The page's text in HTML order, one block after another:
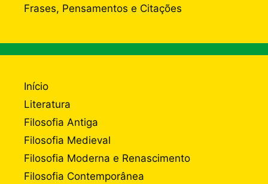
Frases, Pensamentos e Citações
Início
Literatura
Filosofia Antiga
Filosofia Medieval
Filosofia Moderna e Renascimento
Filosofia Contemporânea